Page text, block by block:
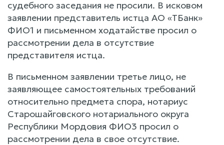
судебного заседания не просили. В исковом
заявлении представитель истца АО «ТБанк»
ФИО1 и письменном ходатайстве просил о
рассмотрении дела в отсутствие
представителя истца.
В письменном заявлении третье лицо, не
заявляющее самостоятельных требований
относительно предмета спора, нотариус
Старошайговского нотариального округа
Республики Мордовия ФИО3 просил о
рассмотрении дела в свое отсутствие.